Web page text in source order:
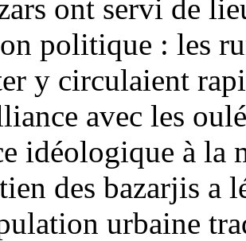
ont servi de
politique : les
y circulaient
avec les
idéologique à la
des bazarjis a
urbaine